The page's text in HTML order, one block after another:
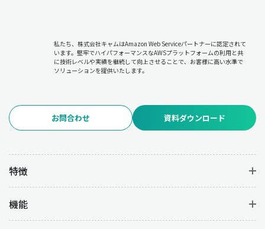
私たち、株式会社キャムはAmazon Web Serviceパートナーに認定されて
います。堅牢でハイパフォーマンスなAWSプラットフォームの利用と共
に技術レベルや実績を継続して向上させることで、お客様に高い水準で
ソリューションを提供いたします。
お問合わせ 資料ダウンロード
特徴
機能